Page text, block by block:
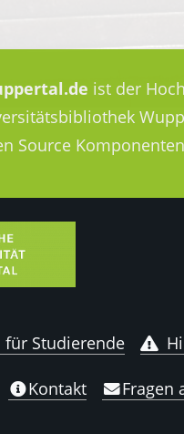
ist der
Source
Studierende
Kontakt Fragen